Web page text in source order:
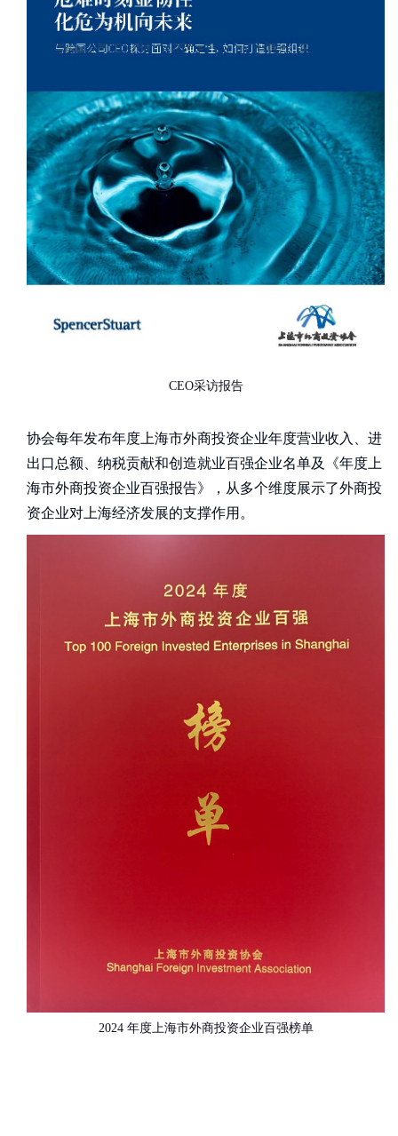
CEO采访报告
协会每年发布年度上海市外商投资企业年度营业收入、进
出口总额、纳税贡献和创造就业百强企业名单及《年度上
海市外商投资企业百强报告》，从多个维度展示了外商投
资企业对上海经济发展的支撑作用。
2024 年度上海市外商投资企业百强榜单